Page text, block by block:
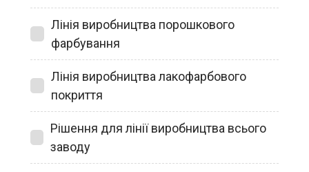
Лінія виробництва порошкового
фарбування
Лінія виробництва лакофарбового
покриття
Рішення для лінії виробництва всього
заводу